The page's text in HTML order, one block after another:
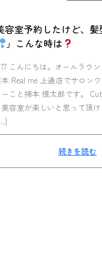
容室予約したけど、
」こんな時は
こんにちは。オールラウ
本 Real me 上通店でサロン
ーこと掃本 慎太郎です。
美容室が楽しいと思って頂
続きを読む